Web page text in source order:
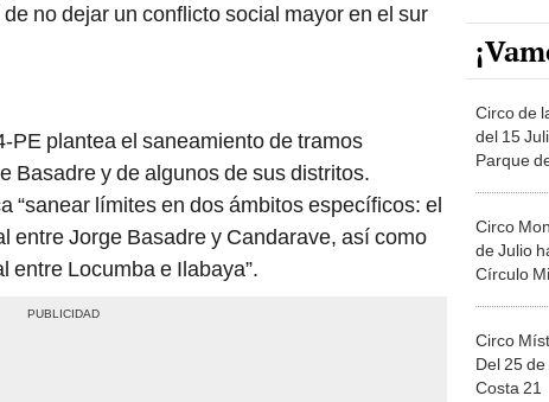
no dejar un conflicto social mayor en el sur
PE plantea el saneamiento de tramos
Basadre y de algunos de sus distritos.
“sanear límites en dos ámbitos específicos: el
entre Jorge Basadre y Candarave, así como
entre Locumba e Ilabaya”.
Circo de
del 15
Parque
Circo
de Julio
Círculo
Circo
Del 25
Costa 21